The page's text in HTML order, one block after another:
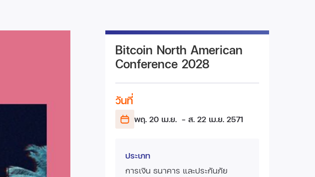
Bitcoin North American
Conference 2028
วันที่
พฤ. 20 เม.ย. - ส. 22 เม.ย. 2571
ประเภท
การเงิน ธนาคาร และประกันภัย